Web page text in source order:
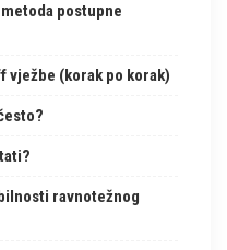
postupne
vježbe (korak po korak)
ravnotežnog